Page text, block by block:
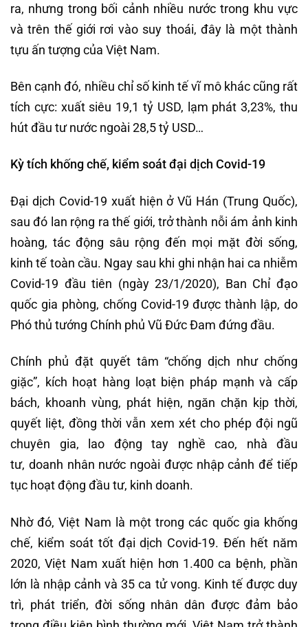
ra, nhưng trong bối cảnh nhiều nước trong khu vực
và trên thế giới rơi vào suy thoái, đây là một thành
tựu ấn tượng của Việt Nam.
Bên cạnh đó, nhiều chỉ số kinh tế vĩ mô khác cũng rất
tích cực: xuất siêu 19,1 tỷ USD, lạm phát 3,23%, thu
hút đầu tư nước ngoài 28,5 tỷ USD…
Kỳ tích khống chế, kiểm soát đại dịch Covid-19
Đại dịch Covid-19 xuất hiện ở Vũ Hán (Trung Quốc),
sau đó lan rộng ra thế giới, trở thành nỗi ám ảnh kinh
hoàng, tác động sâu rộng đến mọi mặt đời sống,
kinh tế toàn cầu. Ngay sau khi ghi nhận hai ca nhiễm
Covid-19 đầu tiên (ngày 23/1/2020), Ban Chỉ đạo
quốc gia phòng, chống Covid-19 được thành lập, do
Phó thủ tướng Chính phủ Vũ Đức Đam đứng đầu.
Chính phủ đặt quyết tâm “chống dịch như chống
giặc”, kích hoạt hàng loạt biện pháp mạnh và cấp
bách, khoanh vùng, phát hiện, ngăn chặn kịp thời,
quyết liệt, đồng thời vẫn xem xét cho phép đội ngũ
chuyên gia, lao động tay nghề cao, nhà đầu
tư, doanh nhân nước ngoài được nhập cảnh để tiếp
tục hoạt động đầu tư, kinh doanh.
Nhờ đó, Việt Nam là một trong các quốc gia khống
chế, kiểm soát tốt đại dịch Covid-19. Đến hết năm
2020, Việt Nam xuất hiện hơn 1.400 ca bệnh, phần
lớn là nhập cảnh và 35 ca tử vong. Kinh tế được duy
trì, phát triển, đời sống nhân dân được đảm bảo